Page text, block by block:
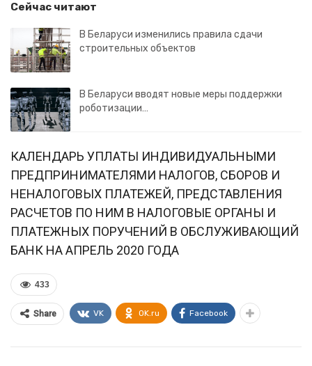
Сейчас читают
В Беларуси изменились правила сдачи
строительных объектов
В Беларуси вводят новые меры поддержки
роботизации…
КАЛЕНДАРЬ УПЛАТЫ ИНДИВИДУАЛЬНЫМИ
ПРЕДПРИНИМАТЕЛЯМИ НАЛОГОВ, СБОРОВ И
НЕНАЛОГОВЫХ ПЛАТЕЖЕЙ, ПРЕДСТАВЛЕНИЯ
РАСЧЕТОВ ПО НИМ В НАЛОГОВЫЕ ОРГАНЫ И
ПЛАТЕЖНЫХ ПОРУЧЕНИЙ В ОБСЛУЖИВАЮЩИЙ
БАНК НА АПРЕЛЬ 2020 ГОДА
433
Share VK OK.ru Facebook